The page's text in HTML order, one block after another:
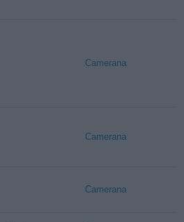
Camerana
Camerana
Camerana